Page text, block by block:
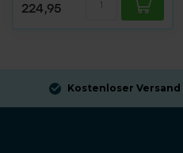
224,95
Kostenloser Versand